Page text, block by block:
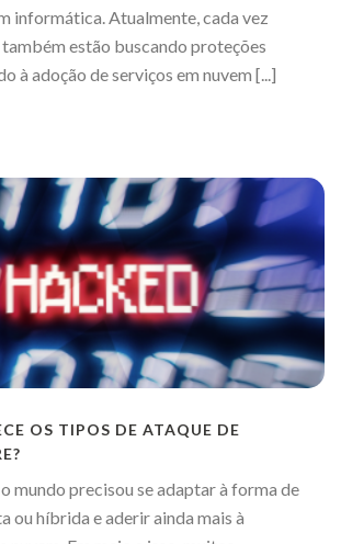
informática. Atualmente, cada vez
estão buscando proteções
à adoção de serviços em nuvem [...]
OS TIPOS DE ATAQUE DE
mundo precisou se adaptar à forma de
ou híbrida e aderir ainda mais à